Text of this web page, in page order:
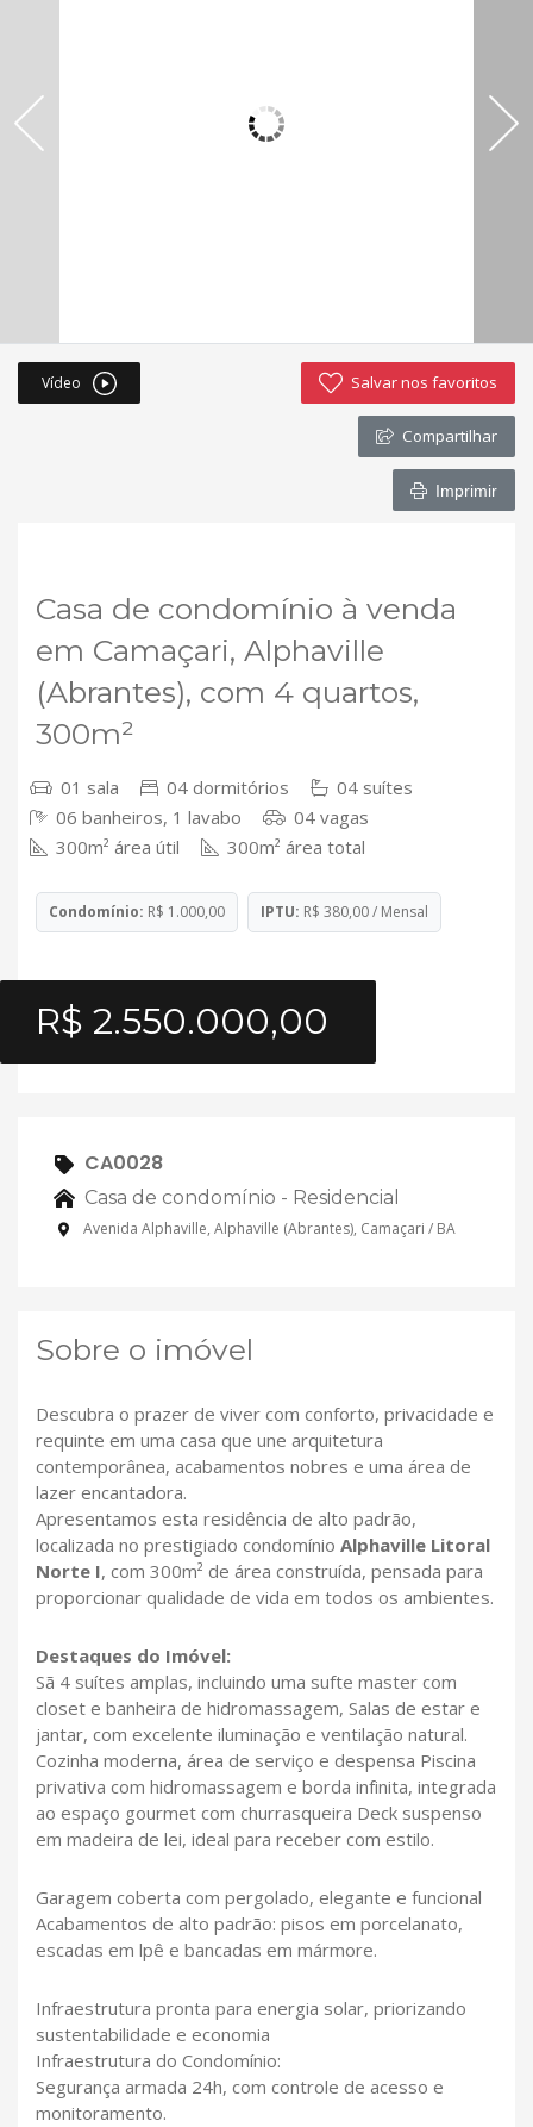
Vídeo Salvar nos favoritos
Compartilhar
Imprimir
Casa de condomínio à venda
em Camaçari, Alphaville
(Abrantes), com 4 quartos,
300m²
01 sala 04 dormitórios
04 suítes
06 banheiros, 1 lavabo
04 vagas
300m² área útil
300m² área total
Condomínio: R$ 1.000,00 IPTU: R$ 380,00 / Mensal
R$ 2.550.000,00
CA0028
Casa de condomínio - Residencial
Avenida Alphaville, Alphaville (Abrantes), Camaçari / BA
Sobre o imóvel
Descubra o prazer de viver com conforto, privacidade e
requinte em uma casa que une arquitetura
contemporânea, acabamentos nobres e uma área de
lazer encantadora.
Apresentamos esta residência de alto padrão,
localizada no prestigiado condomínio Alphaville Litoral
Norte I, com 300m² de área construída, pensada para
proporcionar qualidade de vida em todos os ambientes.
Destaques do Imóvel:
Sã 4 suítes amplas, incluindo uma sufte master com
closet e banheira de hidromassagem, Salas de estar e
jantar, com excelente iluminação e ventilação natural.
Cozinha moderna, área de serviço e despensa Piscina
privativa com hidromassagem e borda infinita, integrada
ao espaço gourmet com churrasqueira Deck suspenso
em madeira de lei, ideal para receber com estilo.
Garagem coberta com pergolado, elegante e funcional
Acabamentos de alto padrão: pisos em porcelanato,
escadas em lpê e bancadas em mármore.
Infraestrutura pronta para energia solar, priorizando
sustentabilidade e economia
Infraestrutura do Condomínio:
Segurança armada 24h, com controle de acesso e
monitoramento.